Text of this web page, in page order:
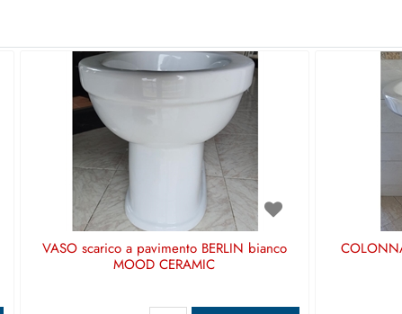
VASO scarico a pavimento BERLIN bianco
MOOD CERAMIC